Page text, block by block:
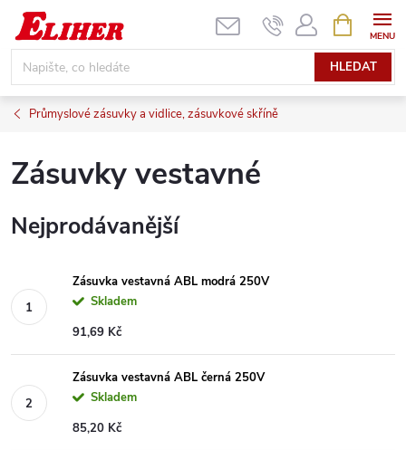
Přejít
obsah
HLEDAT
NÁKUPNÍ
KOŠÍK
Průmyslové zásuvky a vidlice, zásuvkové skříně
Zásuvky vestavné
Nejprodávanější
Zásuvka vestavná ABL modrá 250V
Skladem
91,69 Kč
Zásuvka vestavná ABL černá 250V
Skladem
85,20 Kč